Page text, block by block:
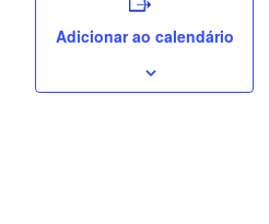
Adicionar ao calendário